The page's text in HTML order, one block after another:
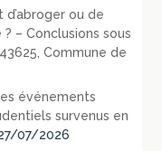
ou de
– Conclusions sous
Commune de
événements
survenus en
07/2026